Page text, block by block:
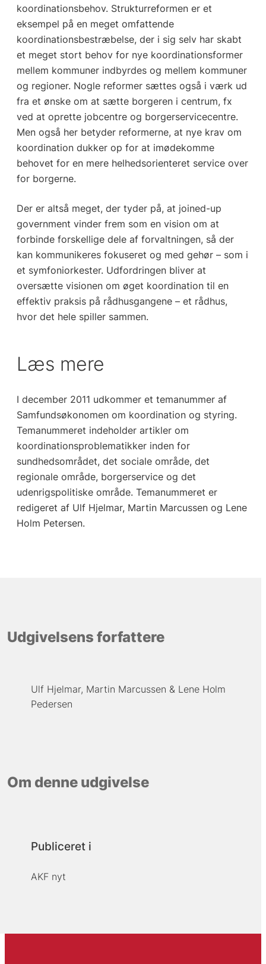
koordinationsbehov. Strukturreformen er et
eksempel på en meget omfattende
koordinationsbestræbelse, der i sig selv har skabt
et meget stort behov for nye koordinationsformer
mellem kommuner indbyrdes og mellem kommuner
og regioner. Nogle reformer sættes også i værk ud
fra et ønske om at sætte borgeren i centrum, fx
ved at oprette jobcentre og borgerservicecentre.
Men også her betyder reformerne, at nye krav om
koordination dukker op for at imødekomme
behovet for en mere helhedsorienteret service over
for borgerne.
Der er altså meget, der tyder på, at joined-up
government vinder frem som en vision om at
forbinde forskellige dele af forvaltningen, så der
kan kommunikeres fokuseret og med gehør – som i
et symfoniorkester. Udfordringen bliver at
oversætte visionen om øget koordination til en
effektiv praksis på rådhusgangene – et rådhus,
hvor det hele spiller sammen.
Læs mere
I december 2011 udkommer et temanummer af
Samfundsøkonomen om koordination og styring.
Temanummeret indeholder artikler om
koordinationsproblematikker inden for
sundhedsområdet, det sociale område, det
regionale område, borgerservice og det
udenrigspolitiske område. Temanummeret er
redigeret af Ulf Hjelmar, Martin Marcussen og Lene
Holm Petersen.
Udgivelsens forfattere
Ulf Hjelmar Martin Marcussen
Lene Holm
Pedersen
Om denne udgivelse
Publiceret i
AKF nyt